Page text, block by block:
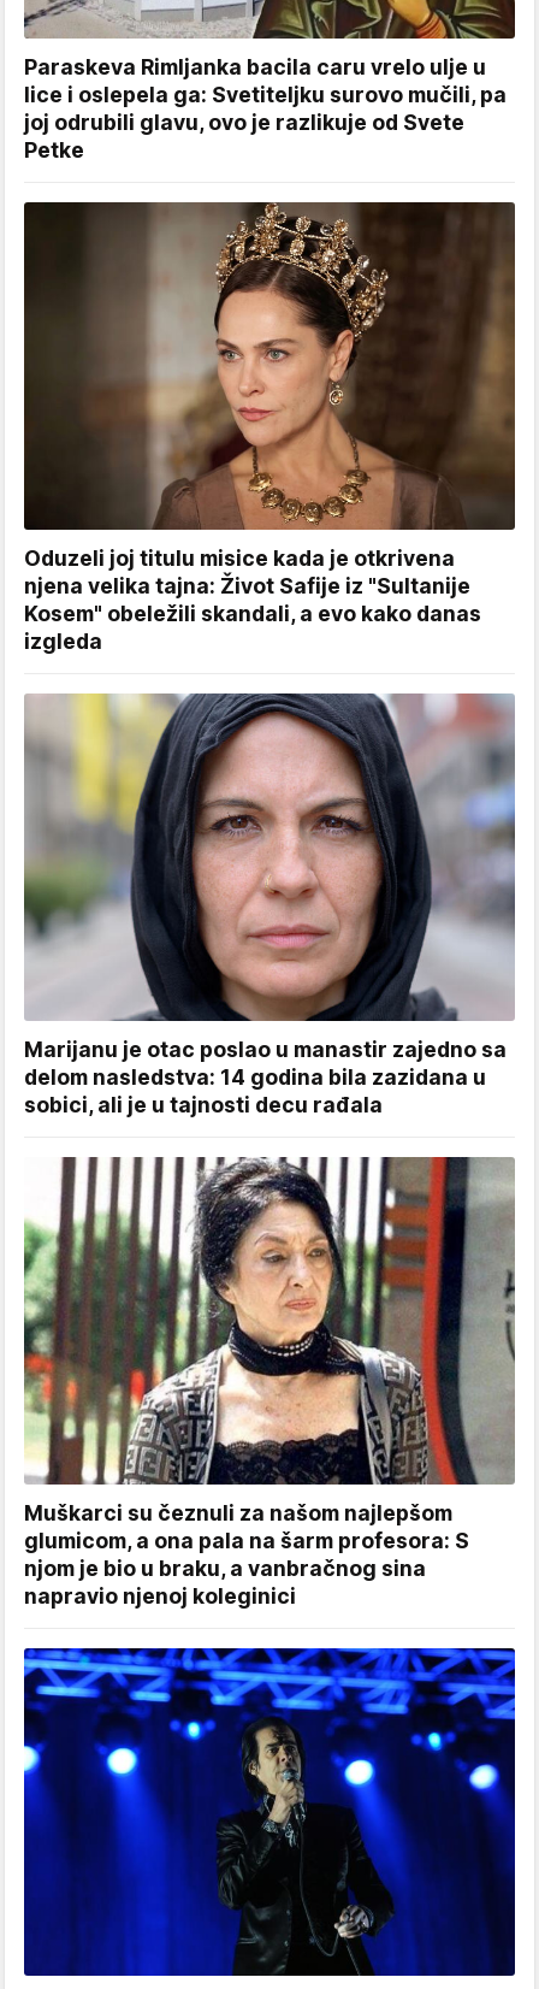
Paraskeva Rimljanka bacila caru vrelo ulje u
lice i oslepela ga: Svetiteljku surovo mučili, pa
joj odrubili glavu, ovo je razlikuje od Svete
Petke
Oduzeli joj titulu misice kada je otkrivena
njena velika tajna: Život Safije iz "Sultanije
Kosem" obeležili skandali, a evo kako danas
izgleda
Marijanu je otac poslao u manastir zajedno sa
delom nasledstva: 14 godina bila zazidana u
sobici, ali je u tajnosti decu rađala
Muškarci su čeznuli za našom najlepšom
glumicom, a ona pala na šarm profesora: S
njom je bio u braku, a vanbračnog sina
napravio njenoj koleginici